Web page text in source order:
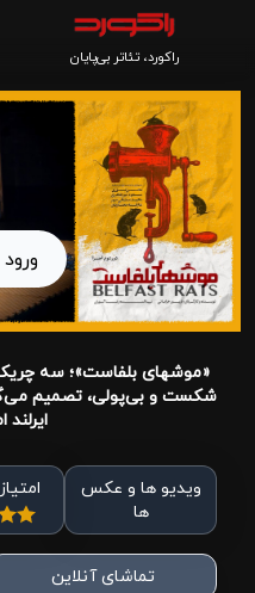
راکورد، تئاتر بی‌پایان
«موشهای بلفاست»؛ سه
شکست و بی‌پولی، تصمیم
ویدیو ها و عکس
ها
تماشای آنلاین